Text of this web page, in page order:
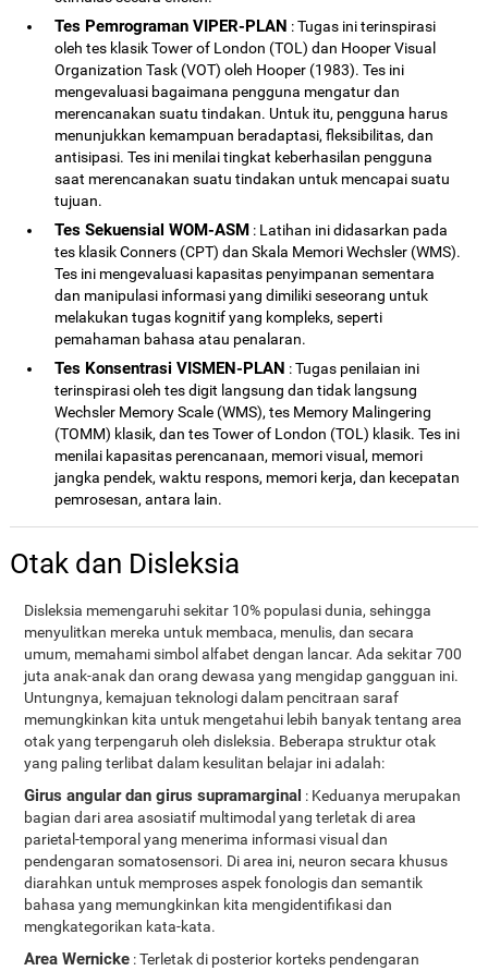
Tes Pemrograman VIPER-PLAN : Tugas ini terinspirasi
oleh tes klasik Tower of London (TOL) dan Hooper Visual
Organization Task (VOT) oleh Hooper (1983). Tes ini
mengevaluasi bagaimana pengguna mengatur dan
merencanakan suatu tindakan. Untuk itu, pengguna harus
menunjukkan kemampuan beradaptasi, fleksibilitas, dan
antisipasi. Tes ini menilai tingkat keberhasilan pengguna
saat merencanakan suatu tindakan untuk mencapai suatu
tujuan.
Tes Sekuensial WOM-ASM : Latihan ini didasarkan pada
tes klasik Conners (CPT) dan Skala Memori Wechsler (WMS).
Tes ini mengevaluasi kapasitas penyimpanan sementara
dan manipulasi informasi yang dimiliki seseorang untuk
melakukan tugas kognitif yang kompleks, seperti
pemahaman bahasa atau penalaran.
Tes Konsentrasi VISMEN-PLAN : Tugas penilaian ini
terinspirasi oleh tes digit langsung dan tidak langsung
Wechsler Memory Scale (WMS), tes Memory Malingering
(TOMM) klasik, dan tes Tower of London (TOL) klasik. Tes ini
menilai kapasitas perencanaan, memori visual, memori
jangka pendek, waktu respons, memori kerja, dan kecepatan
pemrosesan, antara lain.
Otak dan Disleksia
Disleksia memengaruhi sekitar 10% populasi dunia, sehingga
menyulitkan mereka untuk membaca, menulis, dan secara
umum, memahami simbol alfabet dengan lancar. Ada sekitar 700
juta anak-anak dan orang dewasa yang mengidap gangguan ini.
Untungnya, kemajuan teknologi dalam pencitraan saraf
memungkinkan kita untuk mengetahui lebih banyak tentang area
otak yang terpengaruh oleh disleksia. Beberapa struktur otak
yang paling terlibat dalam kesulitan belajar ini adalah:
Girus angular dan girus supramarginal : Keduanya merupakan
bagian dari area asosiatif multimodal yang terletak di area
parietal-temporal yang menerima informasi visual dan
pendengaran somatosensori. Di area ini, neuron secara khusus
diarahkan untuk memproses aspek fonologis dan semantik
bahasa yang memungkinkan kita mengidentifikasi dan
mengkategorikan kata-kata.
Area Wernicke : Terletak di posterior korteks pendengaran